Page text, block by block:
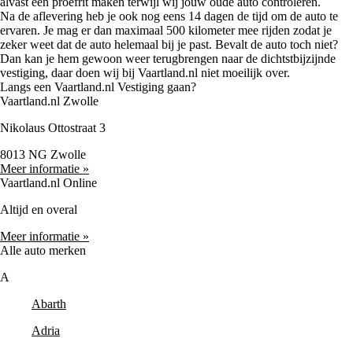
Na de aflevering heb je ook nog eens 14 dagen de tijd om de auto te
ervaren. Je mag er dan maximaal 500 kilometer mee rijden zodat je
zeker weet dat de auto helemaal bij je past. Bevalt de auto toch niet?
Dan kan je hem gewoon weer terugbrengen naar de dichtstbijzijnde
vestiging, daar doen wij bij Vaartland.nl niet moeilijk over.
Langs een Vaartland.nl Vestiging gaan?
Vaartland.nl Zwolle
Nikolaus Ottostraat 3
8013 NG Zwolle
Meer informatie »
Vaartland.nl Online
Altijd en overal
Meer informatie »
Alle auto merken
A
Abarth
Adria